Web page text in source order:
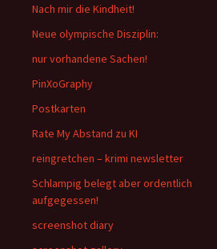
Nach mir die Kindheit!
Neue olympische Disziplin:
nur vorhandene Sachen!
PinXoGraphy
Postkarten
Rate My Abstand zu KI
reingretchen – krimi newsletter
Schlampig belegt aber ordentlich
aufgegessen!
screenshot diary